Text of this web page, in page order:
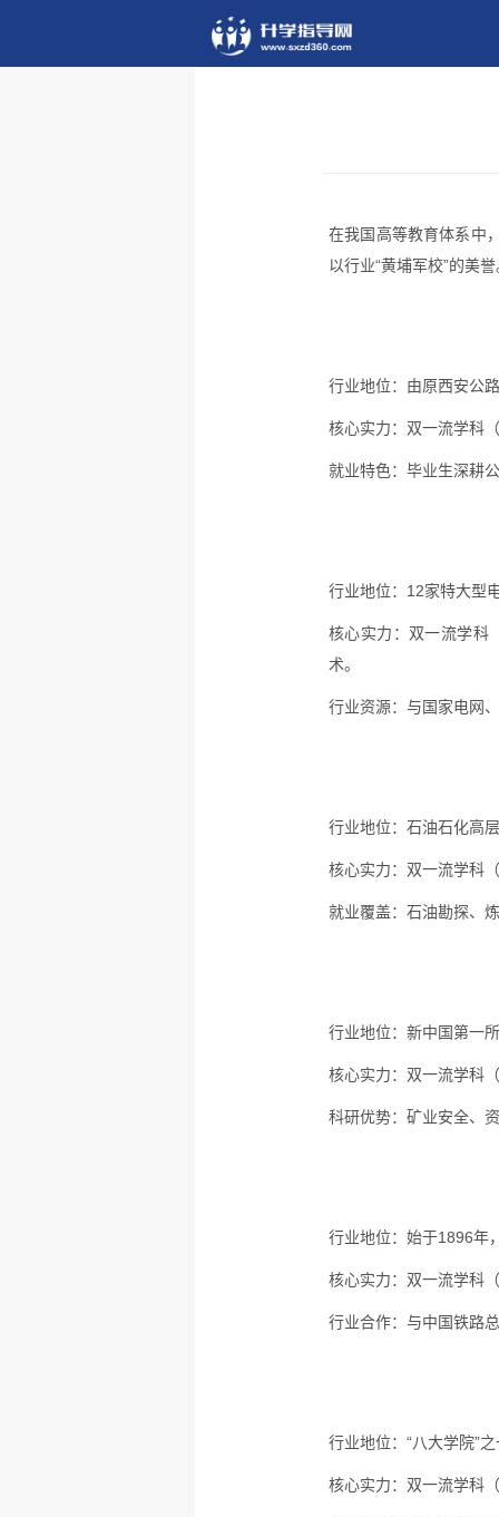
在我国高等教育体系中
以行业“黄埔军校”的美
行业地位： 由原西安公
核心实力： 双一流学科
就业特色： 毕业生深耕
行业地位： 12家特大型
核心实力： 双一流学科
术。
行业资源： 与国家电网
行业地位： 石油石化高
核心实力： 双一流学科
就业覆盖： 石油勘探、
行业地位： 新中国第一
核心实力： 双一流学科
科研优势： 矿业安全、
行业地位： 始于1896年
核心实力： 双一流学科
行业合作： 与中国铁路
行业地位： “八大学院”
核心实力： 双一流学科